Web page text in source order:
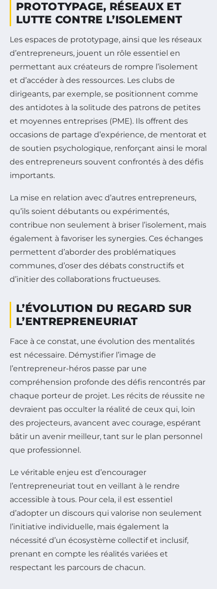
PROTOTYPAGE, RÉSEAUX ET
LUTTE CONTRE L’ISOLEMENT
Les espaces de prototypage, ainsi que les réseaux
d’entrepreneurs, jouent un rôle essentiel en
permettant aux créateurs de rompre l’isolement
et d’accéder à des ressources. Les clubs de
dirigeants, par exemple, se positionnent comme
des antidotes à la solitude des patrons de petites
et moyennes entreprises (PME). Ils offrent des
occasions de partage d’expérience, de mentorat et
de soutien psychologique, renforçant ainsi le moral
des entrepreneurs souvent confrontés à des défis
importants.
La mise en relation avec d’autres entrepreneurs,
qu’ils soient débutants ou expérimentés,
contribue non seulement à briser l’isolement, mais
également à favoriser les synergies. Ces échanges
permettent d’aborder des problématiques
communes, d’oser des débats constructifs et
d’initier des collaborations fructueuses.
L’ÉVOLUTION DU REGARD SUR
L’ENTREPRENEURIAT
Face à ce constat, une évolution des mentalités
est nécessaire. Démystifier l’image de
l’entrepreneur-héros passe par une
compréhension profonde des défis rencontrés par
chaque porteur de projet. Les récits de réussite ne
devraient pas occulter la réalité de ceux qui, loin
des projecteurs, avancent avec courage, espérant
bâtir un avenir meilleur, tant sur le plan personnel
que professionnel.
Le véritable enjeu est d’encourager
l’entrepreneuriat tout en veillant à le rendre
accessible à tous. Pour cela, il est essentiel
d’adopter un discours qui valorise non seulement
l’initiative individuelle, mais également la
nécessité d’un écosystème collectif et inclusif,
prenant en compte les réalités variées et
respectant les parcours de chacun.